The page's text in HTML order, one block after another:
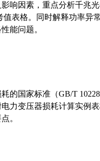
响因素，重点分析千兆
表格。同时解释功率异
能问题。
的国家标准（GB/T
力变压器损耗计算实例
。